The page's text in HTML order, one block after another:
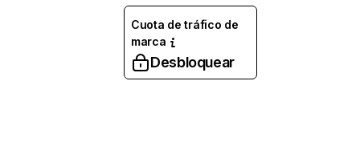
Cuota de tráfico de
marca
Desbloquear